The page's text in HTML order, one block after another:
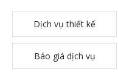
Dịch vụ thiết kế
Báo giá dịch vụ